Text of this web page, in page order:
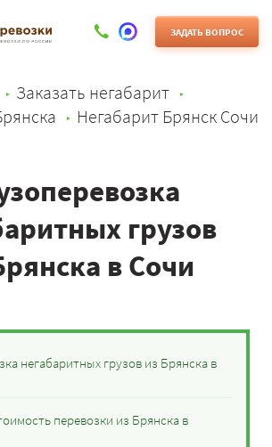
ЗАДАТЬ ВОПРОС
Заказать негабарит
Негабарит Брянск Сочи
грузов
в Сочи
негабаритных грузов из Брянска в
перевозки из Брянска в